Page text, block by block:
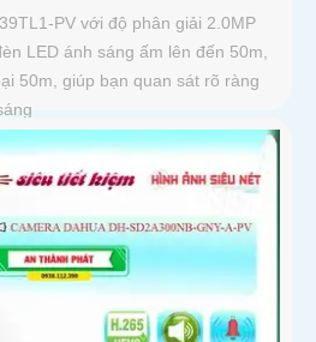
PV với độ phân giải 2.0MP
LED ánh sáng ấm lên đến 50m,
50m, giúp bạn quan sát rõ ràng